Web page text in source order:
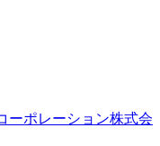
ーポレーション株式会